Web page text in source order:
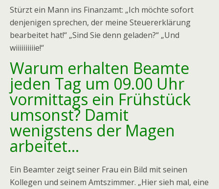
Stürzt ein Mann ins Finanzamt: „Ich möchte sofort
denjenigen sprechen, der meine Steuererklärung
bearbeitet hat!“ „Sind Sie denn geladen?“ „Und
wiiiiiiiiiie!“
Warum erhalten Beamte
jeden Tag um 09.00 Uhr
vormittags ein Frühstück
umsonst? Damit
wenigstens der Magen
arbeitet…
Ein Beamter zeigt seiner Frau ein Bild mit seinen
Kollegen und seinem Amtszimmer. „Hier sieh mal, eine